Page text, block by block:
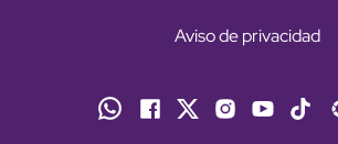
Aviso de privacidad